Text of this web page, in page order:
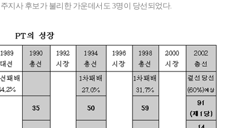
지사 후보가 불리한 가운데서도 3명이 당선되었다.